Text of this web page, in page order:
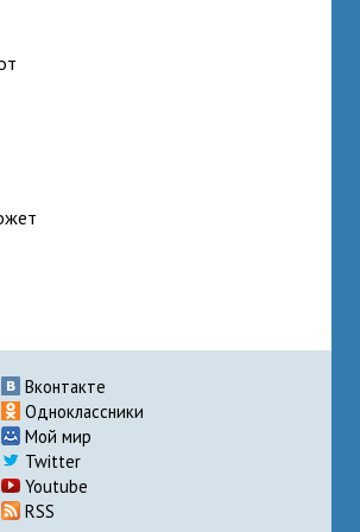
Вконтакте
Одноклассники
Мой мир
Twitter
Youtube
RSS